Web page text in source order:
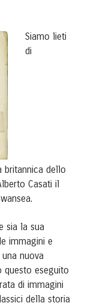
Siamo lieti
di
britannica dello
Casati il
sia la sua
immagini e
nuova
questo eseguito
di immagini
della storia